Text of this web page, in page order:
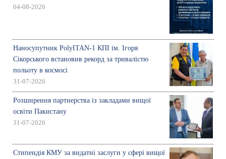
04-08-2026
Наносупутник PolyITAN-1 КПІ ім. Ігоря
Сікорського встановив рекорд за тривалістю
польоту в космосі
31-07-2026
Розширення партнерства із закладами вищої
освіти Пакистану
31-07-2026
Стипендія КМУ за видатні заслуги у сфері вищої